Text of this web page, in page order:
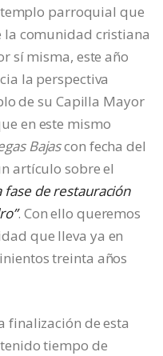
parroquial que
la comunidad cristiana
sí misma, este año
la perspectiva
de su Capilla Mayor
en este mismo
Bajascon fecha del
artículo sobre el
fase de restauración
. Con ello queremos
que lleva ya en
treinta años
finalización de esta
tiempo de